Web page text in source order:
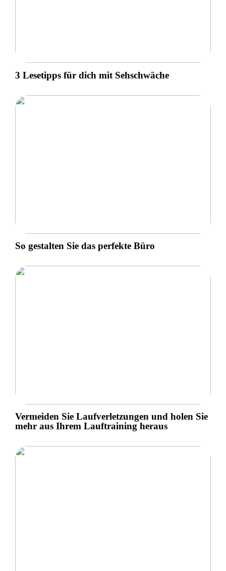
3 Lesetipps für dich mit Sehschwäche
So gestalten Sie das perfekte Büro
Vermeiden Sie Laufverletzungen und holen Sie
mehr aus Ihrem Lauftraining heraus